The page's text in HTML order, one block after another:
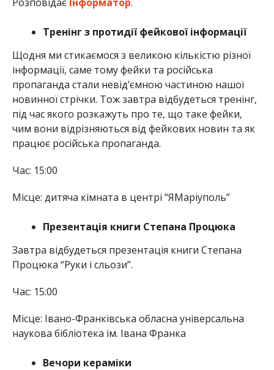
Тренінг з протидії фейкової інформації
Щодня ми стикаємося з великою кількістю різної
інформації, саме тому фейки та російська
пропаганда стали невідʼємною частиною нашої
новинної стрічки. Тож завтра відбудеться тренінг,
під час якого розкажуть про те, що таке фейки,
чим вони відрізняються від фейкових новин та як
працює російська пропаганда.
Час: 15:00
Місце: дитяча кімната в центрі “ЯМаріуполь”
Презентація книги Степана Процюка
Завтра відбудеться презентація книги Степана
Процюка “Руки і сльози”.
Час: 15:00
Місце: Івано-Франківська обласна універсальна
наукова бібліотека ім. Івана Франка
Вечори кераміки